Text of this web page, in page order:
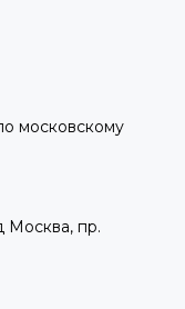
московскому
Москва, пр.